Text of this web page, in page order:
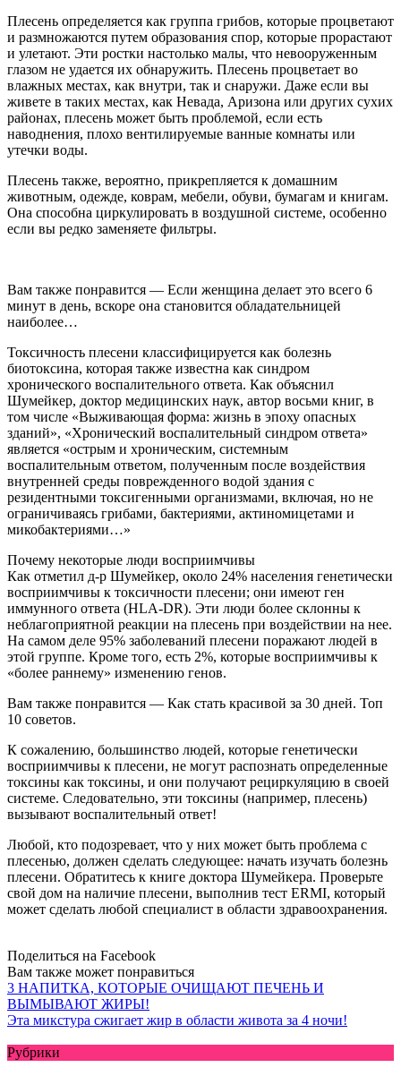
Плесень определяется как группа грибов, которые процветают
и размножаются путем образования спор, которые прорастают
и улетают. Эти ростки настолько малы, что невооруженным
глазом не удается их обнаружить. Плесень процветает во
влажных местах, как внутри, так и снаружи. Даже если вы
живете в таких местах, как Невада, Аризона или других сухих
районах, плесень может быть проблемой, если есть
наводнения, плохо вентилируемые ванные комнаты или
утечки воды.
Плесень также, вероятно, прикрепляется к домашним
животным, одежде, коврам, мебели, обуви, бумагам и книгам.
Она способна циркулировать в воздушной системе, особенно
если вы редко заменяете фильтры.
Вам также понравится — Если женщина делает это всего 6
минут в день, вскоре она становится обладательницей
наиболее…
Токсичность плесени классифицируется как болезнь
биотоксина, которая также известна как синдром
хронического воспалительного ответа. Как объяснил
Шумейкер, доктор медицинских наук, автор восьми книг, в
том числе «Выживающая форма: жизнь в эпоху опасных
зданий», «Хронический воспалительный синдром ответа»
является «острым и хроническим, системным
воспалительным ответом, полученным после воздействия
внутренней среды поврежденного водой здания с
резидентными токсигенными организмами, включая, но не
ограничиваясь грибами, бактериями, актиномицетами и
микобактериями…»
Почему некоторые люди восприимчивы
Как отметил д-р Шумейкер, около 24% населения генетически
восприимчивы к токсичности плесени; они имеют ген
иммунного ответа (HLA-DR). Эти люди более склонны к
неблагоприятной реакции на плесень при воздействии на нее.
На самом деле 95% заболеваний плесени поражают людей в
этой группе. Кроме того, есть 2%, которые восприимчивы к
«более раннему» изменению генов.
Вам также понравится — Как стать красивой за 30 дней. Топ
10 советов.
К сожалению, большинство людей, которые генетически
восприимчивы к плесени, не могут распознать определенные
токсины как токсины, и они получают рециркуляцию в своей
системе. Следовательно, эти токсины (например, плесень)
вызывают воспалительный ответ!
Любой, кто подозревает, что у них может быть проблема с
плесенью, должен сделать следующее: начать изучать болезнь
плесени. Обратитесь к книге доктора Шумейкера. Проверьте
свой дом на наличие плесени, выполнив тест ERMI, который
может сделать любой специалист в области здравоохранения.
Поделиться на Facebook
Вам также может понравиться
3 НАПИТКА, КОТОРЫЕ ОЧИЩАЮТ ПЕЧЕНЬ И
ВЫМЫВАЮТ ЖИРЫ!
Эта микстура сжигает жир в области живота за 4 ночи!
Рубрики